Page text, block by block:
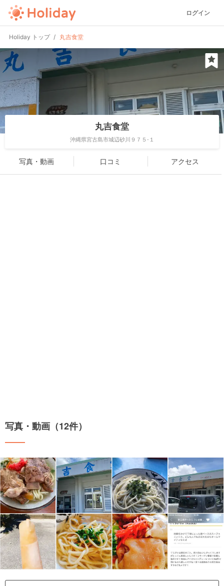
ログイン
Holiday トップ 丸吉食堂
丸吉食堂
沖縄県宮古島市城辺砂川９７５-１
写真・動画 口コミ アクセス
写真・動画（12件）